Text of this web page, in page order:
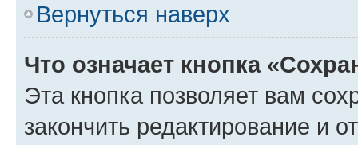
Вернуться наверх
Что означает кнопка
Эта кнопка позволяет вам
закончить редактирование и